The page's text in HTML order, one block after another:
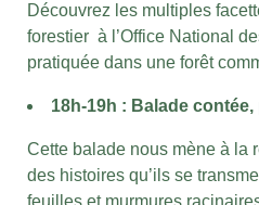
Découvrez les multiples
forestier à l’Office National
pratiquée dans une forêt
18h-19h : Balade contée,
Cette balade nous mène à la
des histoires qu’ils se